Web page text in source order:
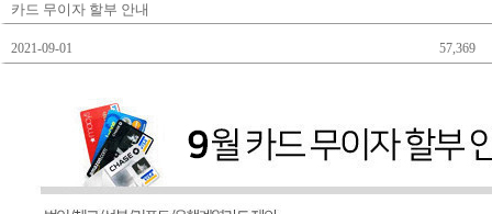
카드 무이자 할부 안내
2021-09-01 57,369